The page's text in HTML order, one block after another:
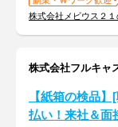
株式会社メビウス２
株式会社フルキャ
【紙箱の検品
払い！来社＆面